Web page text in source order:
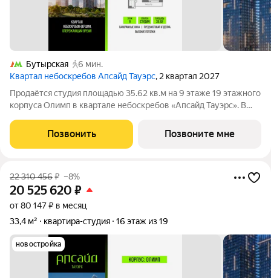
Бутырская
6 мин.
Квартал небоскребов Апсайд Тауэрс, 2 квартал 2027
Продаётся студия площадью 35.62 кв.м на 9 этаже 19 этажного
корпуса Олимп в квартале небоскребов «Апсайд Тауэрс». В
ландшафтный парк. Номер квартиры В0910. «Апсайд Тауэрс» -
технологичный
Позвонить Позвоните мне
22 310 456₽ –8%
20 525 620 ₽
от 80 147 ₽ в месяц
33,4 м²
квартира-студия 16 этаж из 19
новостройка